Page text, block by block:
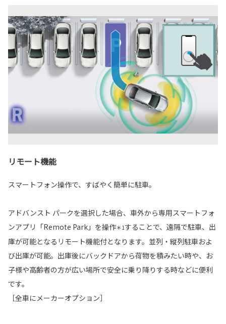
リモート機能
スマートフォン操作で、すばやく簡単に駐車。
アドバンスト パークを選択した場合、車外から専用スマートフォ
ンアプリ「Remote Park」を操作＊1することで、遠隔で駐車、出
庫が可能となるリモート機能付となります。並列・縦列駐車およ
び出庫が可能。出庫後にバックドアから荷物を積みたい時や、お
子様や高齢者の方が広い場所で安全に乗り降りする時などに便利
です。
［全車にメーカーオプション］